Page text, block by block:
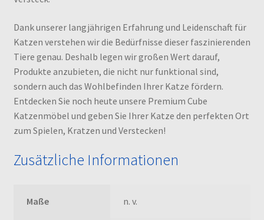
Dank unserer langjährigen Erfahrung und Leidenschaft für
Katzen verstehen wir die Bedürfnisse dieser faszinierenden
Tiere genau. Deshalb legen wir großen Wert darauf,
Produkte anzubieten, die nicht nur funktional sind,
sondern auch das Wohlbefinden Ihrer Katze fördern.
Entdecken Sie noch heute unsere Premium Cube
Katzenmöbel und geben Sie Ihrer Katze den perfekten Ort
zum Spielen, Kratzen und Verstecken!
Zusätzliche Informationen
Maße n. v.